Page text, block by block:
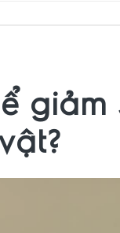
giảm